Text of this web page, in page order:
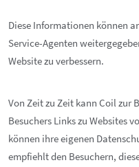
Diese Informationen können
Service-Agenten
Website zu verbessern.
Von Zeit zu Zeit kann Coil zur
Besuchers Links zu Websites
können ihre eigenen
empfiehlt den Besuchern,